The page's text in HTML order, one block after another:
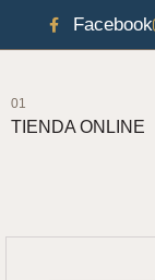
Facebook
01
TIENDA ONLINE